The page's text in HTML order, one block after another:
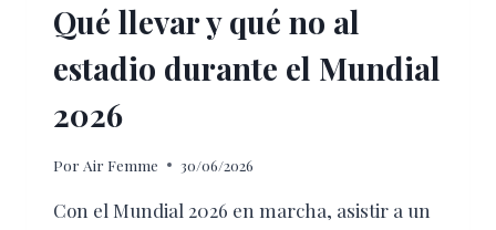
Qué llevar y qué no al
estadio durante el Mundial
2026
Por Air Femme 30/06/2026
Con el Mundial 2026 en marcha, asistir a un